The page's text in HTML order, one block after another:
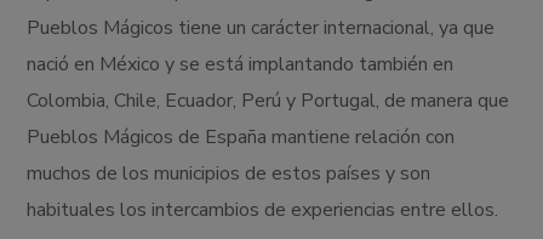
Pueblos Mágicos tiene un carácter internacional, ya que
nació en México y se está implantando también en
Colombia, Chile, Ecuador, Perú y Portugal, de manera que
Pueblos Mágicos de España mantiene relación con
muchos de los municipios de estos países y son
habituales los intercambios de experiencias entre ellos.